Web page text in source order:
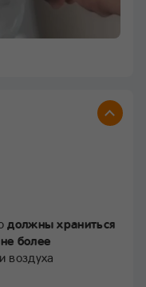
должны храниться
более
воздуха